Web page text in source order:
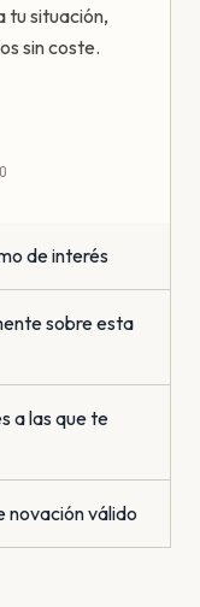
tu situación,
sin coste.
de interés
sobre esta
a las que te
novación válido